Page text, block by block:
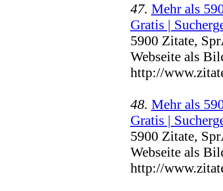
47. Mehr als
Gratis |
5900 Zitate,
Webseite als
http://
48. Mehr als
Gratis |
5900 Zitate,
Webseite als
http://